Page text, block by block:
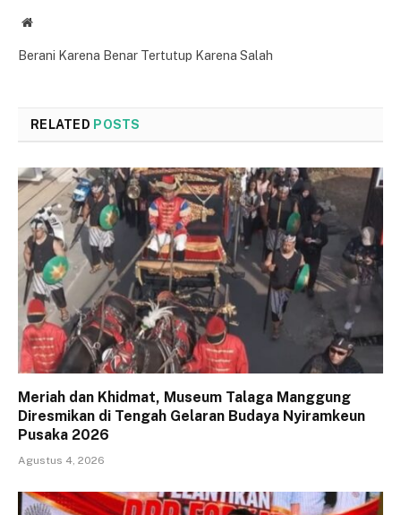
Website
Berani Karena Benar Tertutup Karena Salah
RELATED POSTS
Meriah dan Khidmat, Museum Talaga Manggung
Diresmikan di Tengah Gelaran Budaya Nyiramkeun
Pusaka 2026
Agustus 4, 2026